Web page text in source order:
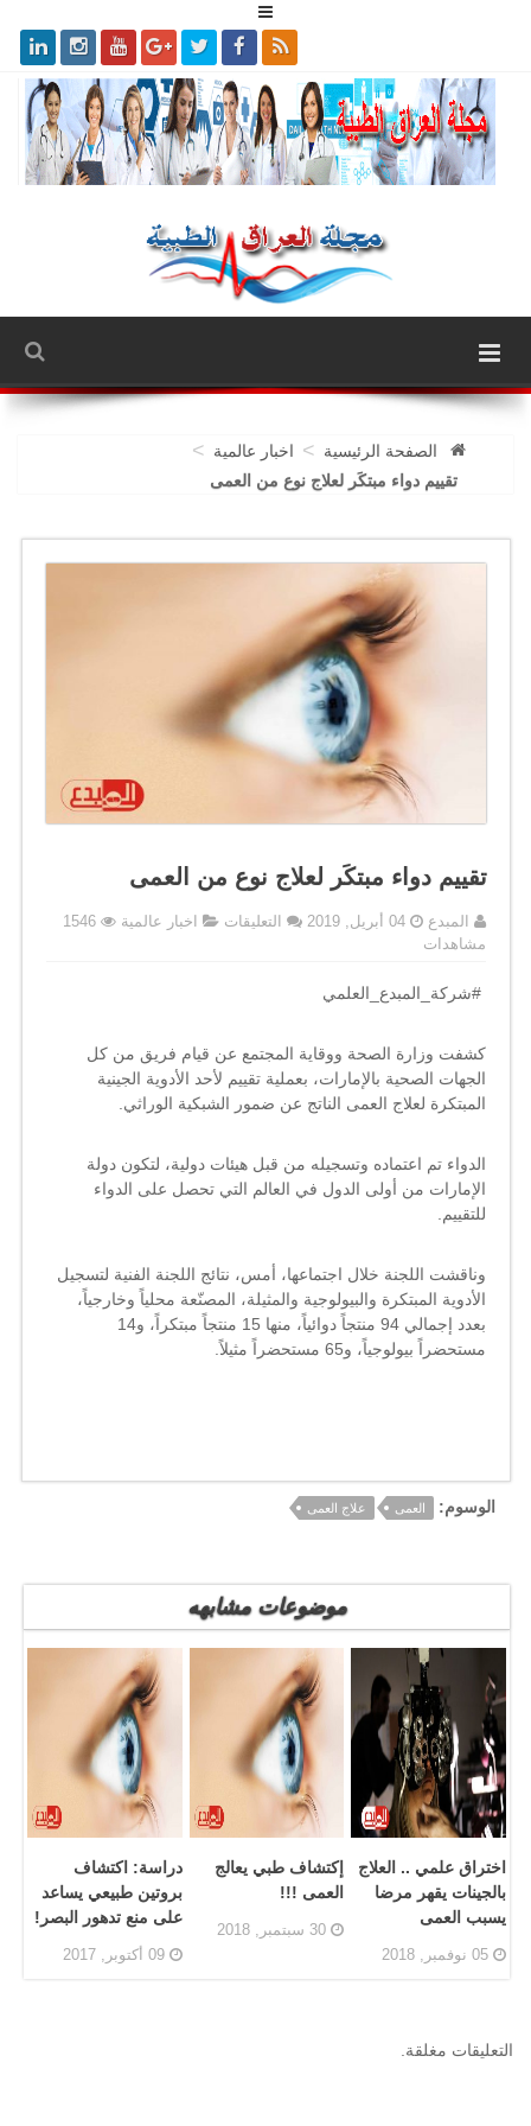
الصفحة الرئيسية > اخبار عالمية >
تقييم دواء مبتكَر لعلاج نوع من العمى
تقييم دواء مبتكَر لعلاج نوع من العمى
المبدع 04 أبريل, 2019 التعليقات على
من
العمى
مغلقة
اخبار عالمية
1546
مشاهدات
#شركة_المبدع_العلمي
كشفت وزارة الصحة ووقاية المجتمع عن قيام فريق من كل
الجهات الصحية بالإمارات، بعملية تقييم لأحد الأدوية الجينية
المبتكرة لعلاج العمى الناتج عن ضمور الشبكية الوراثي.
الدواء تم اعتماده وتسجيله من قبل هيئات دولية، لتكون دولة
الإمارات من أولى الدول في العالم التي تحصل على الدواء
للتقييم.
وناقشت اللجنة خلال اجتماعها، أمس، نتائج اللجنة الفنية لتسجيل
الأدوية المبتكرة والبيولوجية والمثيلة، المصنّعة محلياً وخارجياً،
بعدد إجمالي 94 منتجاً دوائياً، منها 15 منتجاً مبتكراً، و14
مستحضراً بيولوجياً، و65 مستحضراً مثيلاً.
الوسوم: العمى علاج العمى
موضوعات مشابهه
اختراق علمي .. العلاج
بالجينات يقهر مرضا
يسبب العمى
05 نوفمبر, 2018
إكتشاف طبي يعالج
العمى !!!
30 سبتمبر, 2018
دراسة: اكتشاف
بروتين طبيعي يساعد
على منع تدهور البصر!
09 أكتوبر, 2017
التعليقات مغلقة.